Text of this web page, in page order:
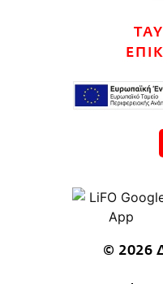
© 2026